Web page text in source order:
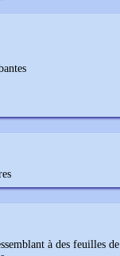
à des feuilles de